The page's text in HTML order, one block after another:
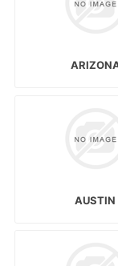
AUSTIN